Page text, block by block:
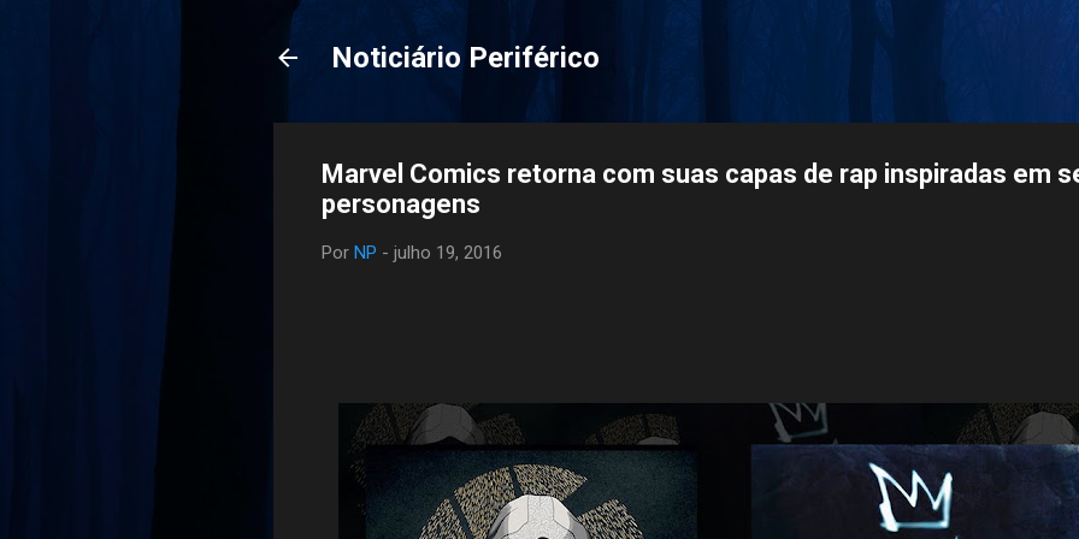
Noticiário Periférico
Marvel Comics retorna com suas capas de rap inspiradas em
personagens
Por NP - julho 19, 2016